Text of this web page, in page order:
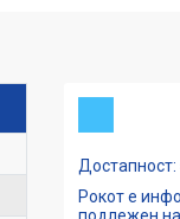
Рокот е